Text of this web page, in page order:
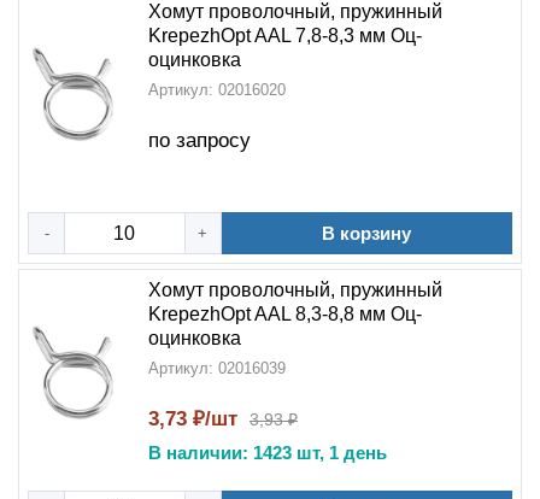
Хомут проволочный, пружинный
KrepezhOpt AAL 7,8-8,3 мм Оц-
оцинковка
Артикул: 02016020
по запросу
- + В корзину
Хомут проволочный, пружинный
KrepezhOpt AAL 8,3-8,8 мм Оц-
оцинковка
Артикул: 02016039
3,73 ₽/шт 3,93 ₽
В наличии: 1423 шт, 1 день